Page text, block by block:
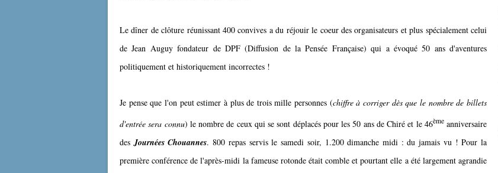
Le dîner de clôture réunissant 400 convives a du réjouir le coeur des organisateurs et plus spécialement celui
de Jean Auguy fondateur de DPF (Diffusion de la Pensée Française) qui a évoqué 50 ans d'aventures
politiquement et historiquement incorrectes !
Je pense que l'on peut estimer à plus de trois mille personnes (chiffre à corriger dès que le nombre de billets
d'entrée sera connu) le nombre de ceux qui se sont déplacés pour les 50 ans de Chiré et le 46èmeanniversaire
des Journées Chouannes. 800 repas servis le samedi soir, 1.200 dimanche midi : du jamais vu ! Pour la
première conférence de l'après-midi la fameuse rotonde était comble et pourtant elle a été largement agrandie